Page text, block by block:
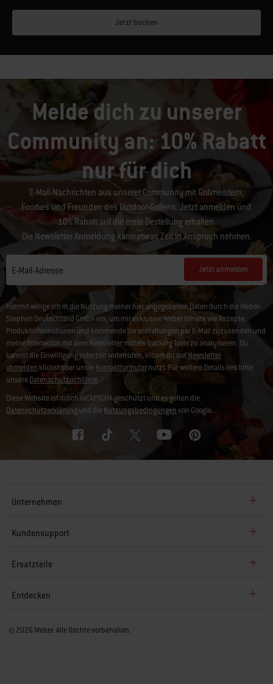
Jetzt buchen
Melde dich zu unserer
Community an: 10% Rabatt
nur für dich
E-Mail-Nachrichten aus unserer Community mit Grillmeistern,
Foodies und Freunden des Outdoor-Grillens. Jetzt anmelden und
10% Rabatt auf die erste Bestellung erhalten.
Die Newsletter Anmeldung kann etwas Zeit in Anspruch nehmen.
E-Mail-Adresse Jetzt anmelden
Hiermit willige ich in die Nutzung meiner hier angegebenen Daten durch die Weber-
Stephen Deutschland GmbH ein, um mir exklusive Weber Inhalte wie Rezepte,
Produktinformationen und kommende Veranstaltungen per E-Mail zuzusenden und
meine Interaktion mit dem Newsletter mittels Tracking Tools zu analysieren. Du
kannst die Einwilligung jederzeit widerrufen, indem du aufNewsletter
abmelden klickst oder unserKontaktformularnutzt. Für weitere Details lies bitte
unsereDatenschutzrichtlinie.
Diese Website ist durch reCAPTCHA geschützt und es gelten die
Datenschutzerklärungund dieNutzungsbedingungenvon Google.
Unternehmen
Kundensupport
Ersatzteile
Entdecken
© 2026 Weber. Alle Rechte vorbehalten.